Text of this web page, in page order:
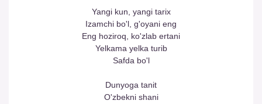
Yangi kun, yangi tarix
Izamchi bo'l, g'oyani eng
Eng hoziroq, ko'zlab ertani
Yelkama yelka turib
Safda bo'l
Dunyoga tanit
O'zbekni shani